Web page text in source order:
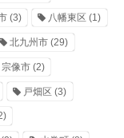
(3) 八幡東区 (1)
北九州市 (29)
宗像市(2)
戸畑区 (3)